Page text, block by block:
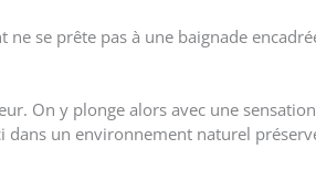
ne se prête pas à une baignade
On y plonge alors avec une
dans un environnement naturel